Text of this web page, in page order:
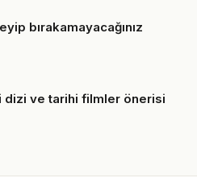
bırakamayacağınız
dizi ve tarihi filmler önerisi